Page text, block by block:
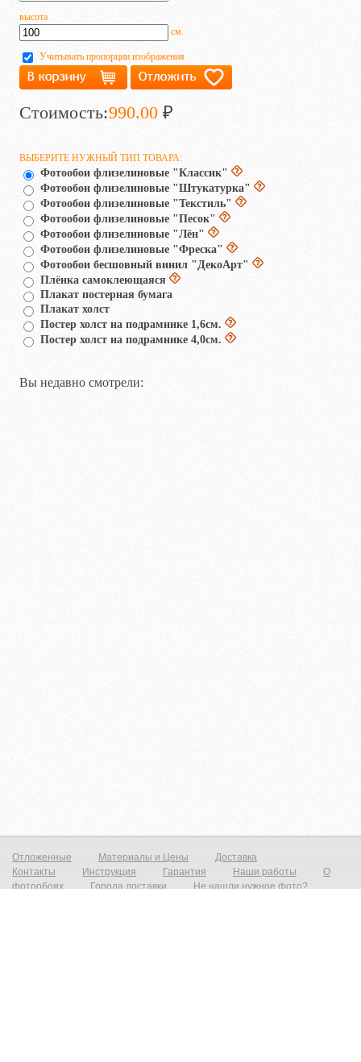
высота
см.
Учитывать пропорции изображения
Стоимость:990.00 ₽
ВЫБЕРИТЕ НУЖНЫЙ ТИП ТОВАРА:
Фотообои флизелиновые "Классик"
Фотообои флизелиновые "Штукатурка"
Фотообои флизелиновые "Текстиль"
Фотообои флизелиновые "Песок"
Фотообои флизелиновые "Лён"
Фотообои флизелиновые "Фреска"
Фотообои бесшовный винил "ДекоАрт"
Плёнка самоклеющаяся
Плакат постерная бумага
Плакат холст
Постер холст на подрамнике 1,6см.
Постер холст на подрамнике 4,0см.
Вы недавно смотрели:
Отложенные Материалы и Цены
Доставка
Контакты
Инструкция Гарантия Наши работы
О
фотообоях
Города доставки
Не нашли нужное фото?